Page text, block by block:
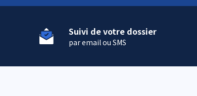
Suivi de votre dossier
par email ou SMS